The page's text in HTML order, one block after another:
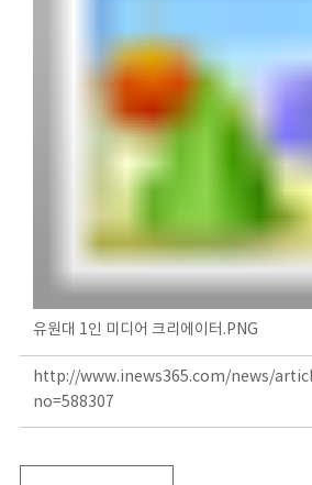
유원대 1인 미디어 크리에이터.PNG
http://www.inews365.com/news/
no=588307